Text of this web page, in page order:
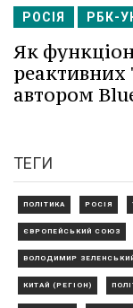
РОСІЯ РБК-
Як
реактивних
автором
ТЕГИ
ПОЛІТИКА РОСІЯ
ЄВРОПЕЙСЬКИЙ СОЮЗ
ВОЛОДИМИР
КИТАЙ (РЕГІОН)